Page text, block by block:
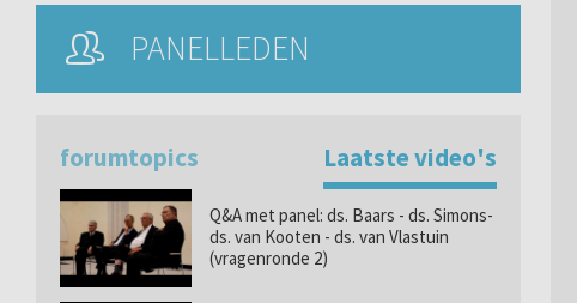
PANELLEDEN
forumtopics Laatste video's
Q&A met panel: ds. Baars - ds. Simons-
ds. van Kooten - ds. van Vlastuin
(vragenronde 2)